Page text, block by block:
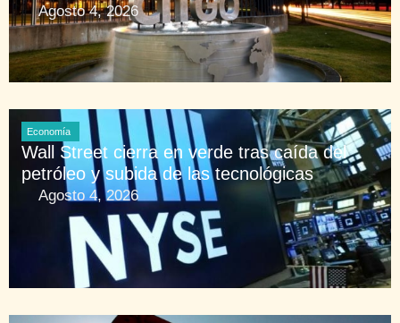
Agosto 4, 2026
Economía
Wall Street cierra en verde tras caída del
petróleo y subida de las tecnológicas
Agosto 4, 2026